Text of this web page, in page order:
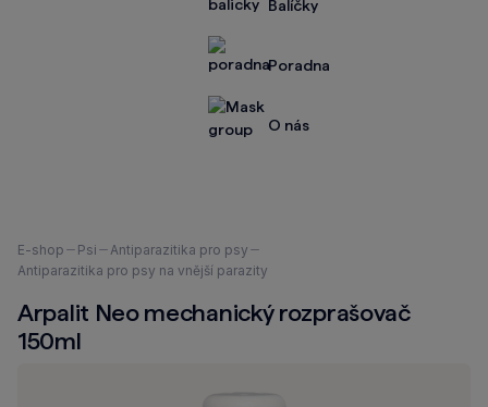
Balíčky
Poradna
O nás
Nacházíte
se
E-shop Psi
Antiparazitika pro psy
Antiparazitika pro psy na vnější parazity
Arpalit Neo mechanický rozprašovač
150ml